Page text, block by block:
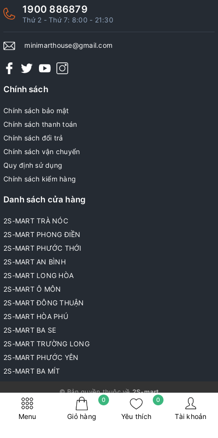
Menu Giỏ hàng
0
Yêu thích
0
Tài khoản
1900 886879
Thứ 2 - Thứ 7: 8:00 - 21:30
minimarthouse@gmail.com
Chính sách
Chính sách bảo mật
Chính sách thanh toán
Chính sách đổi trả
Chính sách vận chuyển
Quy định sử dụng
Chính sách kiểm hàng
Danh sách cửa hàng
2S-MART TRÀ NÓC
2S-MART PHONG ĐIỀN
2S-MART PHƯỚC THỚI
2S-MART AN BÌNH
2S-MART LONG HÒA
2S-MART Ô MÔN
2S-MART ĐÔNG THUẬN
2S-MART HÒA PHÚ
2S-MART BA SE
2S-MART TRƯỜNG LONG
2S-MART PHƯỚC YÊN
2S-MART BA MÍT
© Bản quyền thuộc về2S-mart
Cung cấp bởi
Sapo